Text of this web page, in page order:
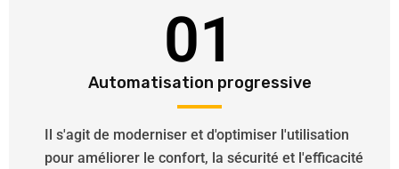
01
Automatisation progressive
Il s'agit de moderniser et d'optimiser l'utilisation
pour améliorer le confort, la sécurité et l'efficacité